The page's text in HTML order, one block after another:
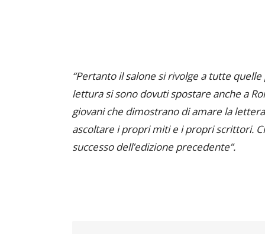
“Pertanto il salone si rivolge a tutte
lettura si sono dovuti spostare anche a
giovani che dimostrano di amare la
ascoltare i propri miti e i propri scrittori.
successo dell’edizione precedente”.